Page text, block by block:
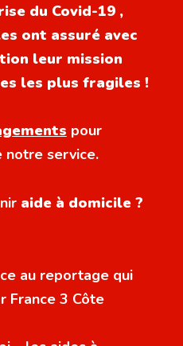
du Covid-19 ,
ont assuré avec
leur mission
les plus fragiles !
pour
notre service.
aide à domicile ?
au reportage qui
France 3 Côte